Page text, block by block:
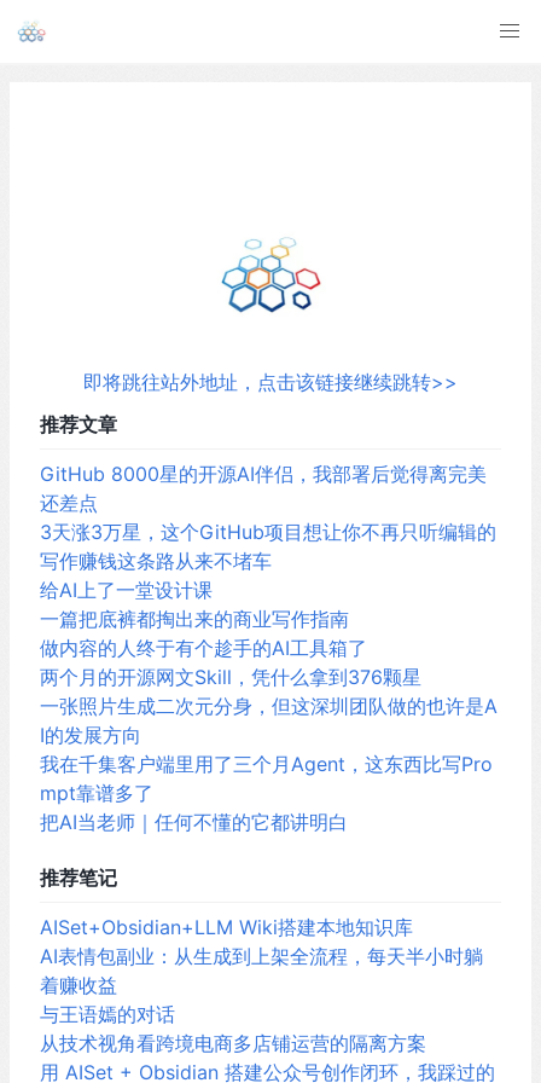
即将跳往站外地址，点击该链接继续跳转>>
推荐文章
GitHub 8000星的开源AI伴侣，我部署后觉得离完美
还差点
3天涨3万星，这个GitHub项目想让你不再只听编辑的
写作赚钱这条路从来不堵车
给AI上了一堂设计课
一篇把底裤都掏出来的商业写作指南
做内容的人终于有个趁手的AI工具箱了
两个月的开源网文Skill，凭什么拿到376颗星
一张照片生成二次元分身，但这深圳团队做的也许是A
I的发展方向
我在千集客户端里用了三个月Agent，这东西比写Pro
mpt靠谱多了
把AI当老师｜任何不懂的它都讲明白
推荐笔记
AISet+Obsidian+LLM Wiki搭建本地知识库
AI表情包副业：从生成到上架全流程，每天半小时躺
着赚收益
与王语嫣的对话
从技术视角看跨境电商多店铺运营的隔离方案
用 AISet + Obsidian 搭建公众号创作闭环，我踩过的